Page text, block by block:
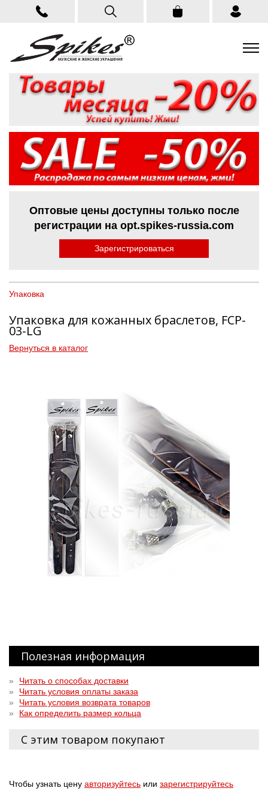
Оптовые цены доступны только после
регистрации на opt.spikes-russia.com
Зарегистрироваться
Упаковка
Упаковка для кожанных браслетов, FCP-
03-LG
Вернуться в каталог
Полезная информация
»
Читать о способах доставки
»
Читать условия оплаты заказа
»
Читать условия возврата товаров
»
Как определить размер кольца
С этим товаром покупают
Чтобы узнать цену авторизуйтесь или зарегистрируйтесь